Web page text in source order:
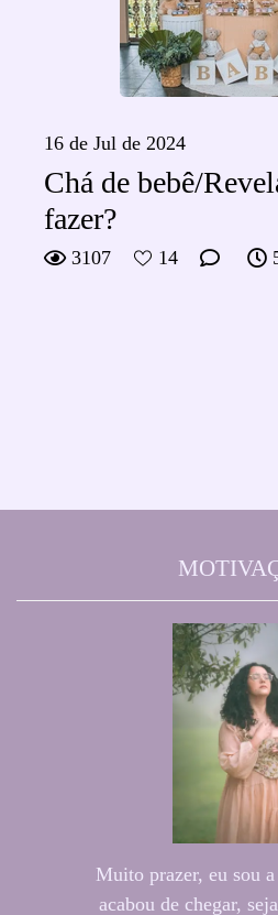
16 de Jul de 2024
Chá de bebê/
fazer?
3107 14
Muito prazer, eu sou
acabou de chegar,